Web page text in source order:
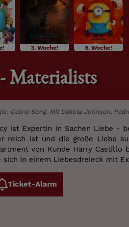
3. Woche! 6. Woche!
Materialists
Celine Song. Mit Dakota Johnson,
ist Expertin in Sachen Liebe -
reich ist und die große Liebe
von Kunde Harry
sich in einem Liebesdreieck mit
Ticket-Alarm